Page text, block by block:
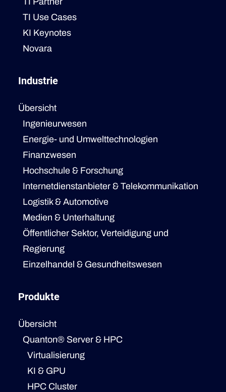
TI Use Cases
KI Keynotes
Novara
Industrie
Übersicht
Ingenieurwesen
Energie- und Umwelttechnologien
Finanzwesen
Hochschule & Forschung
Internetdienstanbieter & Telekommunikation
Logistik & Automotive
Medien & Unterhaltung
Öffentlicher Sektor, Verteidigung und
Regierung
Einzelhandel & Gesundheitswesen
Produkte
Übersicht
Quanton® Server & HPC
Virtualisierung
KI & GPU
HPC Cluster